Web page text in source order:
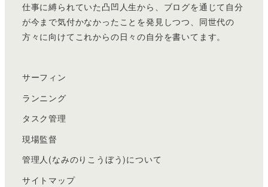
仕事に縛られていた凸凹人生から、ブログを通じて自分
が今まで気付かなかったことを発見しつつ、同世代の
方々に向けてこれからの日々の自分を書いてます。
サーフィン
ランニング
タスク管理
現場監督
管理人(なみのりこうぼう)について
サイトマップ